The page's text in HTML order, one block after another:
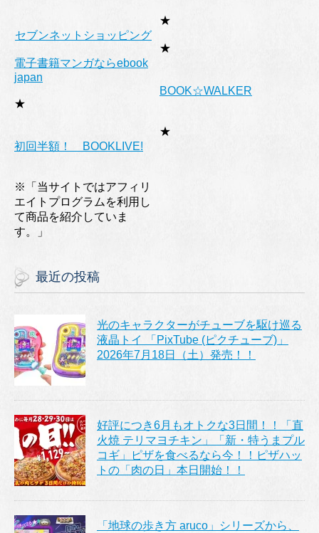
★
セブンネットショッピング
★
電子書籍マンガならebook
japan
★
BOOK☆WALKER
★
初回半額！ BOOKLIVE!
※「当サイトではアフィリ
エイトプログラムを利用し
て商品を紹介していま
す。」
最近の投稿
光のキャラクターがチューブを駆け巡る
液晶トイ 「PixTube (ピクチューブ)」
2026年7月18日（土）発売！！
好評につき6月もオトクな3日間！！「直
火焼 テリマヨチキン」「新・特うまプル
コギ」ピザを食べるなら今！！ピザハッ
トの「肉の日」本日開始！！
「地球の歩き方 aruco」シリーズから、